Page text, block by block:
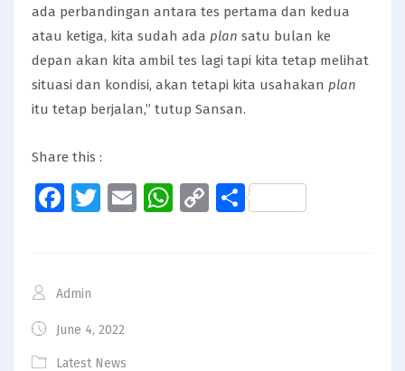
ada perbandingan antara tes pertama dan kedua
atau ketiga, kita sudah ada plan satu bulan ke
depan akan kita ambil tes lagi tapi kita tetap melihat
situasi dan kondisi, akan tetapi kita usahakan plan
itu tetap berjalan,” tutup Sansan.
Share this :
Facebook
Twitter
EmailWhatsApp
CopyShare
Admin
June 4, 2022
Latest News